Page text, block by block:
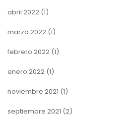
abril 2022 (1)
marzo 2022 (1)
febrero 2022 (1)
enero 2022 (1)
noviembre 2021 (1)
septiembre 2021 (2)